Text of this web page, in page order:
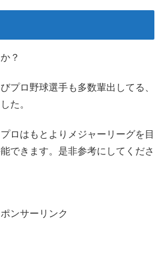
？
プロ野球選手も多数輩出してる、
た。
ロはもとよりメジャーリーグを目
できます。是非参考にしてくださ
ンサーリンク